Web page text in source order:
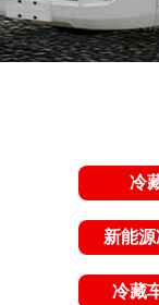
冷
新能
冷藏